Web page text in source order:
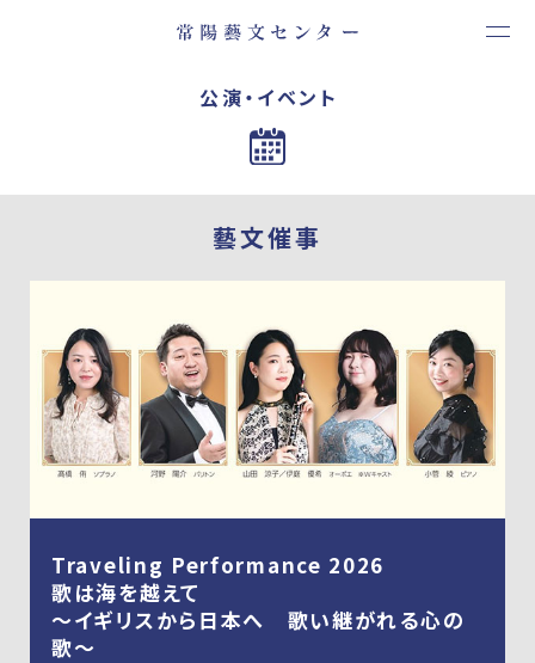
公演・イベント
藝文催事
Traveling Performance 2026
歌は海を越えて
～イギリスから日本へ 歌い継がれる心の
歌～